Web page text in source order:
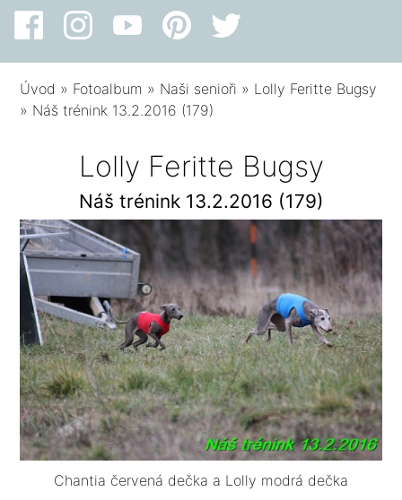
Úvod » Fotoalbum » Naši senioři » Lolly Feritte Bugsy
» Náš trénink 13.2.2016 (179)
Lolly Feritte Bugsy
Náš trénink 13.2.2016 (179)
Chantia červená dečka a Lolly modrá dečka